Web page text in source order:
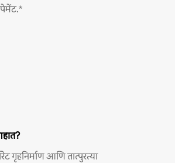
गृहनिर्माण आणि तात्पुरत्या